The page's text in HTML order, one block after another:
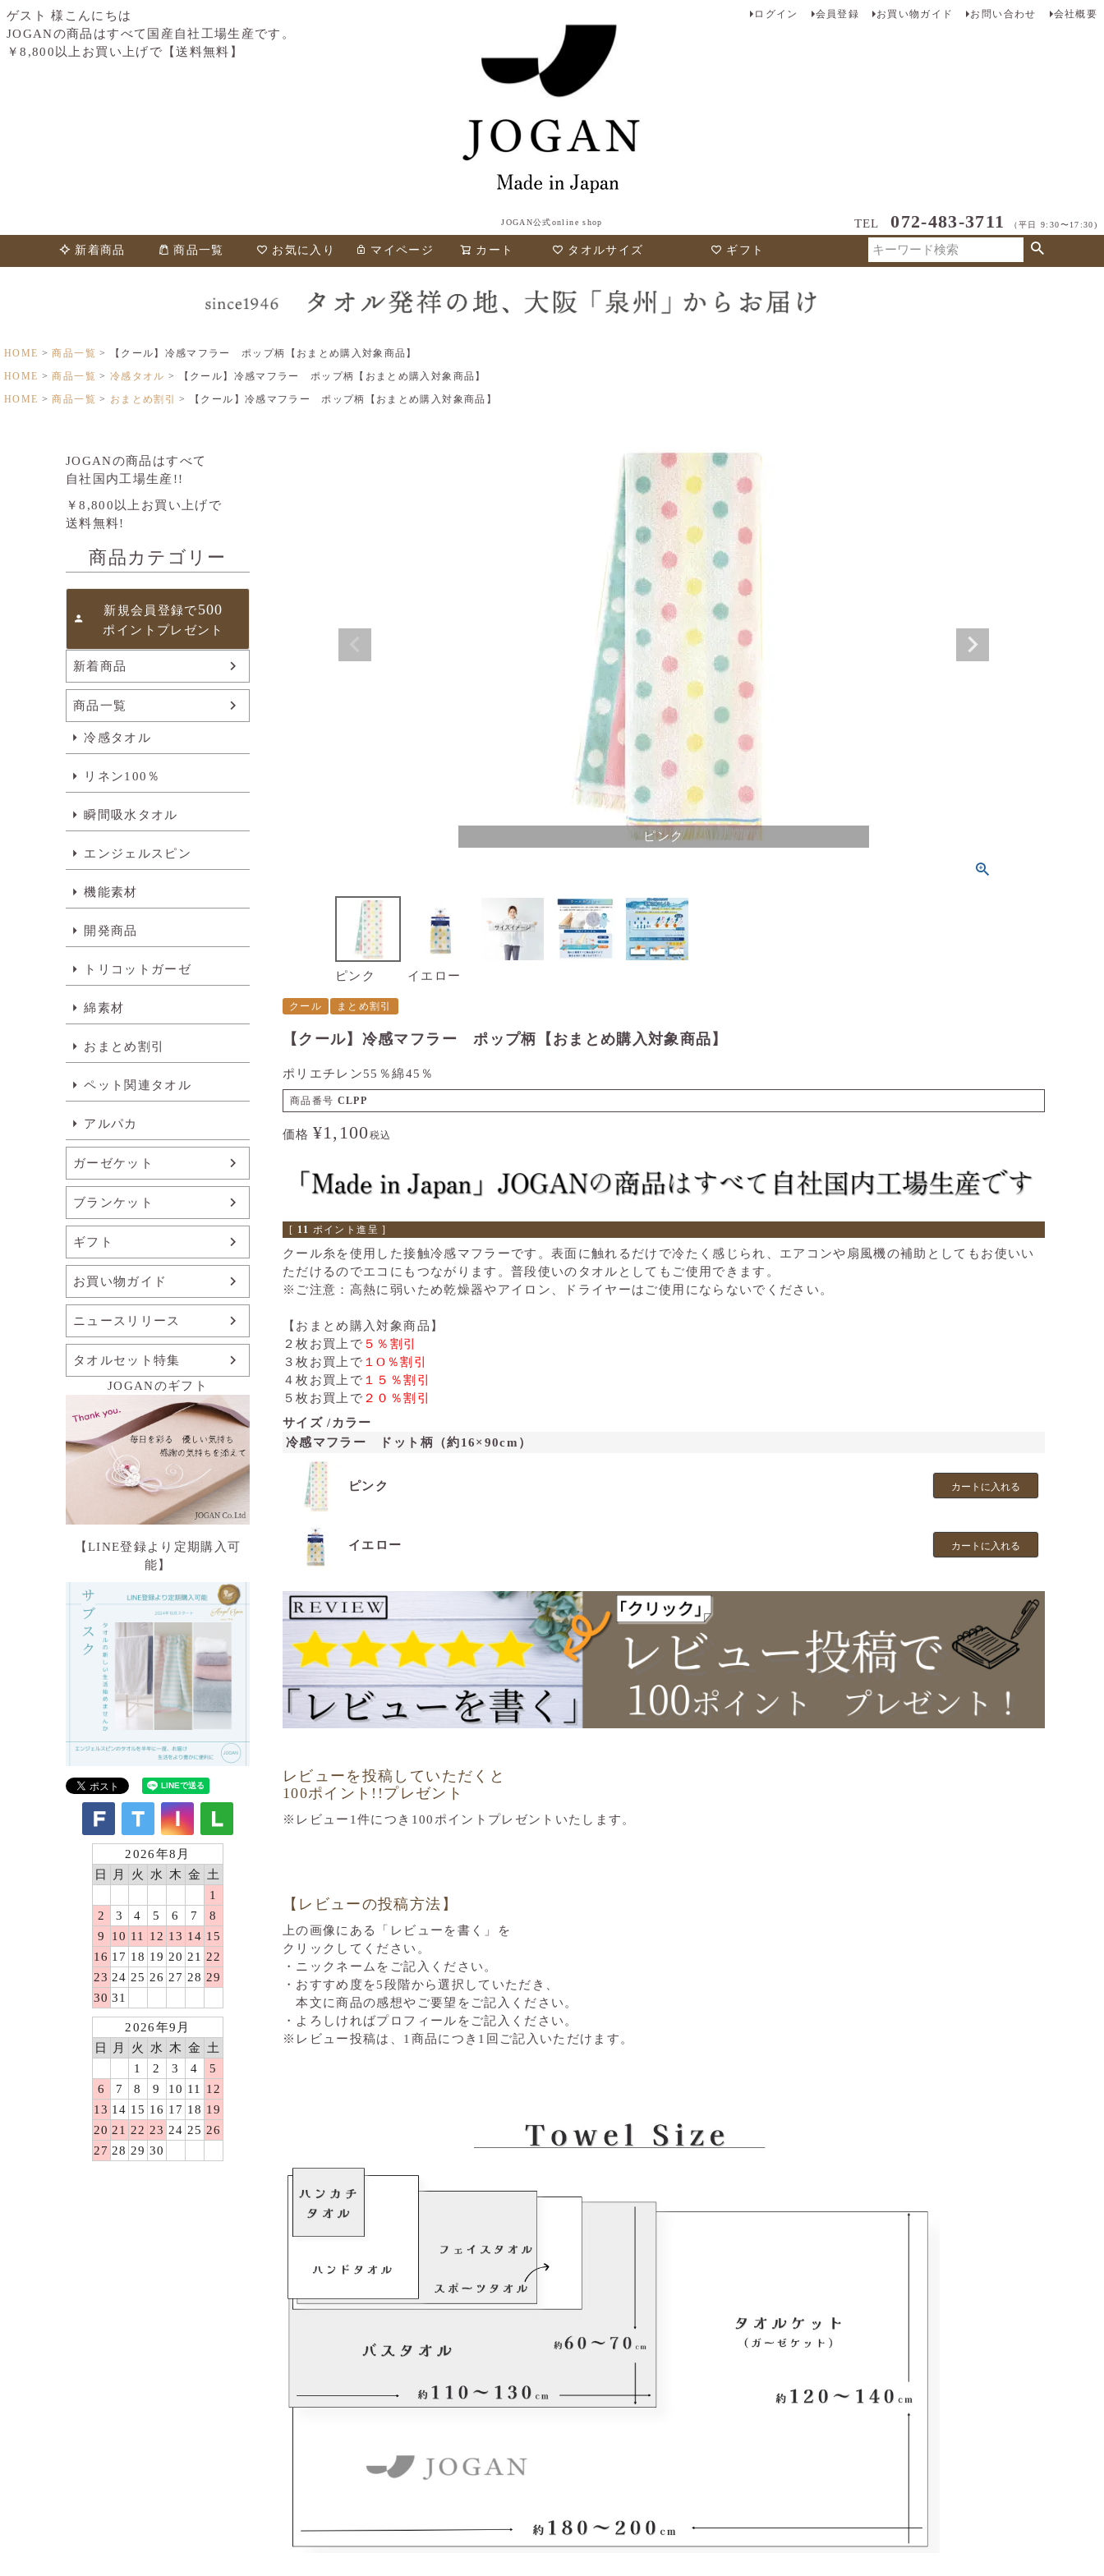
ゲスト 様こんにちは
JOGANの商品はすべて国産自社工場生産です。
￥8,800以上お買い上げで【送料無料】
JOGAN公式online shop
ログイン 会員登録 お買い物ガイド お問い合わせ 会社概要
TEL 072-483-3711 （平日 9:30〜17:30)
新着商品 商品一覧 お気に入り マイページ カート タオルサイズ ギフト
検索
HOME 商品一覧
【クール】冷感マフラー ポップ柄【おまとめ購入対象商品】
HOME
商品一覧 冷感タオル
【クール】冷感マフラー ポップ柄【おまとめ購入対象商品】
HOME
商品一覧 おまとめ割引 【クール】冷感マフラー ポップ柄【おまとめ購入対象商品】
JOGANの商品はすべて
自社国内工場生産!!
￥8,800以上お買い上げで
送料無料!
商品カテゴリー
新規会員登録で500
ポイントプレゼント
新着商品
商品一覧
冷感タオル
リネン100％
瞬間吸水タオル
エンジェルスピン
機能素材
開発商品
トリコットガーゼ
綿素材
おまとめ割引
ペット関連タオル
アルパカ
ガーゼケット
ブランケット
ギフト
お買い物ガイド
ニュースリリース
タオルセット特集
JOGANのギフト
【LINE登録より定期購入可
能】
2026年8月
日
月 火 水 木 金
土
1
2
3 4 5 6 7
8
9
10 11 12 13 14 15
16 17 18 19 20 21
22
23 24 25 26 27 28 29
30 31
2026年9月
日
月 火 水 木 金
土
1
2 3 4
5
6
7 8 9 10 11
12
13 14 15 16 17 18 19
20 21 22 23 24 25 26
27 28 29 30
ピンク
ピンク イエロー
クール まとめ割引
【クール】冷感マフラー ポップ柄【おまとめ購入対象商品】
ポリエチレン55％綿45％
商品番号 CLPP
価格 ¥1,100税込
[ 11 ポイント進呈 ]
クール糸を使用した接触冷感マフラーです。表面に触れるだけで冷たく感じられ、エアコンや扇風機の補助としてもお使いい
ただけるのでエコにもつながります。普段使いのタオルとしてもご使用できます。
※ご注意：高熱に弱いため乾燥器やアイロン、ドライヤーはご使用にならないでください。
【おまとめ購入対象商品】
２枚お買上で ５％割引
３枚お買上で １O％割引
４枚お買上で １５％割引
５枚お買上で ２０％割引
サイズ
カラー
冷感マフラー ドット柄（約16×90cm）
ピンク カートに入れる
イエロー カートに入れる
レビューを投稿していただくと
100ポイント!!プレゼント
※レビュー1件につき100ポイントプレゼントいたします。
【レビューの投稿方法】
上の画像にある「レビューを書く」を
クリックしてください。
・ニックネームをご記入ください。
・おすすめ度を5段階から選択していただき、
本文に商品の感想やご要望をご記入ください。
・よろしければプロフィールをご記入ください。
※レビュー投稿は、1商品につき1回ご記入いただけます。